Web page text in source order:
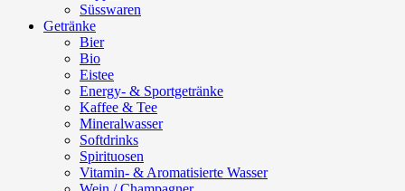
Süsswaren
Getränke
Bier
Bio
Eistee
Energy- & Sportgetränke
Kaffee & Tee
Mineralwasser
Softdrinks
Spirituosen
Vitamin- & Aromatisierte Wasser